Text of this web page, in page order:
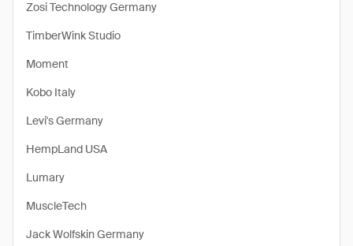
Zosi Technology Germany
TimberWink Studio
Moment
Kobo Italy
Levi's Germany
HempLand USA
Lumary
MuscleTech
Jack Wolfskin Germany